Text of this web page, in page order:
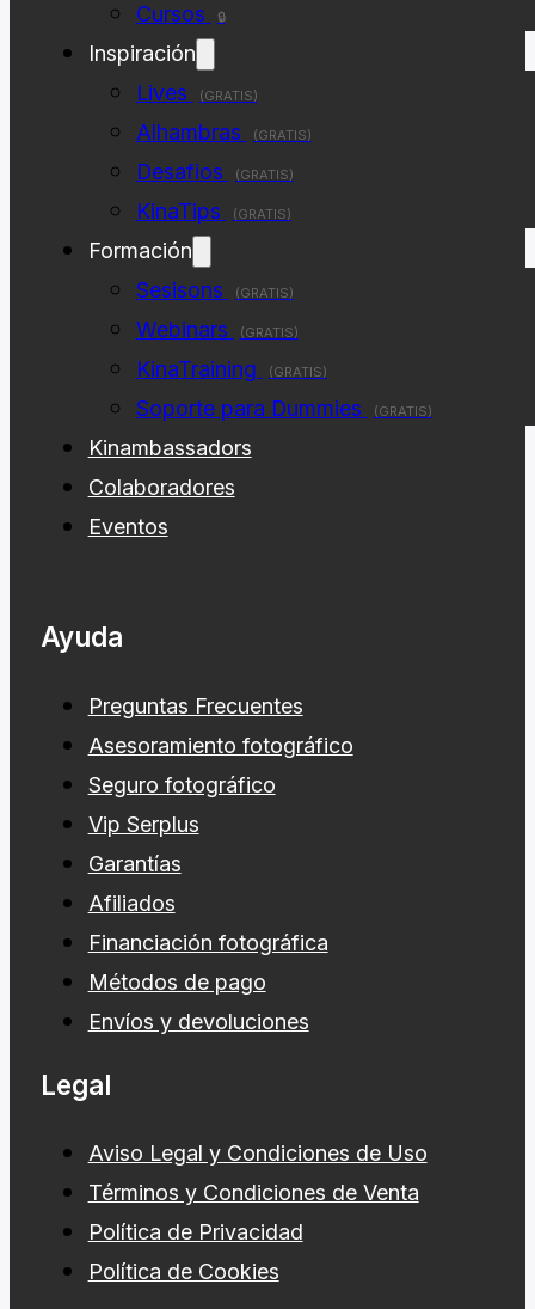
Cursos 🔒
Inspiración
Lives
(GRATIS)
Alhambras (GRATIS)
Desafios (GRATIS)
KinaTips (GRATIS)
Formación
Sesisons
(GRATIS)
Webinars (GRATIS)
KinaTraining (GRATIS)
Soporte para Dummies (GRATIS)
Kinambassadors
Colaboradores
Eventos
Ayuda
Preguntas Frecuentes
Asesoramiento fotográfico
Seguro fotográfico
Vip Serplus
Garantías
Afiliados
Financiación fotográfica
Métodos de pago
Envíos y devoluciones
Legal
Aviso Legal y Condiciones de Uso
Términos y Condiciones de Venta
Política de Privacidad
Política de Cookies